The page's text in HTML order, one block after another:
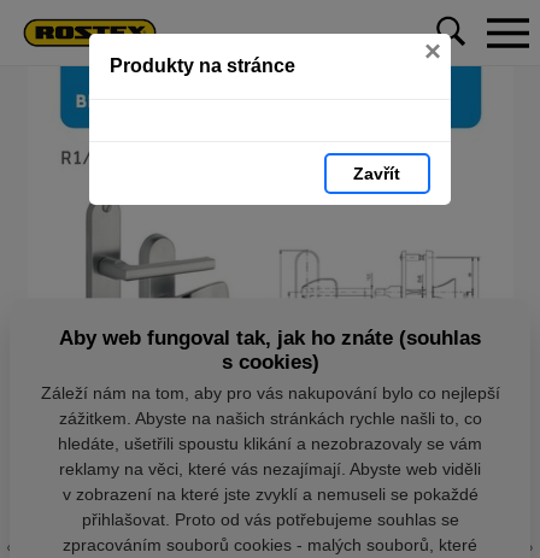
Produkty na stránce ×
Zavřít
Aby web fungoval tak, jak ho znáte (souhlas
s cookies)
Záleží nám na tom, aby pro vás nakupování bylo co nejlepší
zážitkem. Abyste na našich stránkách rychle našli to, co
hledáte, ušetřili spoustu klikání a nezobrazovaly se vám
reklamy na věci, které vás nezajímají. Abyste web viděli
v zobrazení na které jste zvyklí a nemuseli se pokaždé
přihlašovat. Proto od vás potřebujeme souhlas se
zpracováním souborů cookies - malých souborů, které